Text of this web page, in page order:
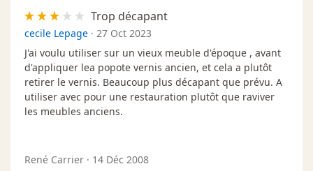
Trop décapant
cecile Lepage · 27 Oct 2023
J'ai voulu utiliser sur un vieux meuble d'époque , avant
d'appliquer lea popote vernis ancien, et cela a plutôt
retirer le vernis. Beaucoup plus décapant que prévu. A
utiliser avec pour une restauration plutôt que raviver
les meubles anciens.
René Carrier · 14 Déc 2008